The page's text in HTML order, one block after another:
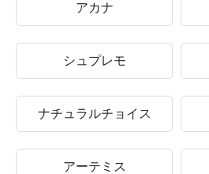
アカナ
シュプレモ
ナチュラルチョイス
アーテミス